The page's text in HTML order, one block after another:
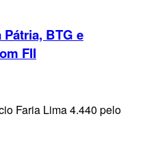
BTG e
FII
Faria Lima 4.440 pelo